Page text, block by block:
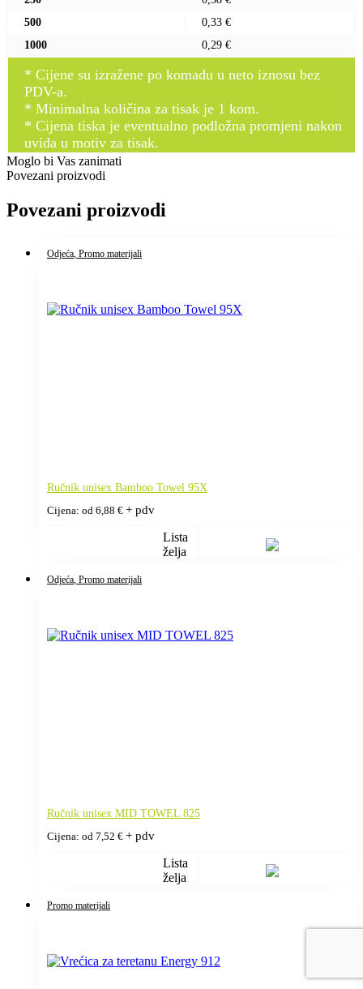
500
0,33 €
1000
0,29 €
* Cijene su izražene po komadu u neto iznosu bez
PDV-a.
* Minimalna količina za tisak je 1 kom.
* Cijena tiska je eventualno podložna promjeni nakon
uvida u motiv za tisak.
Moglo bi Vas zanimati
Povezani proizvodi
Povezani proizvodi
Odjeća, Promo materijali
Ručnik unisex Bamboo Towel 95X
Cijena: od 6,88 € + pdv
Lista
želja
Odjeća, Promo materijali
Ručnik unisex MID TOWEL 825
Cijena: od 7,52 € + pdv
Lista
želja
Promo materijali